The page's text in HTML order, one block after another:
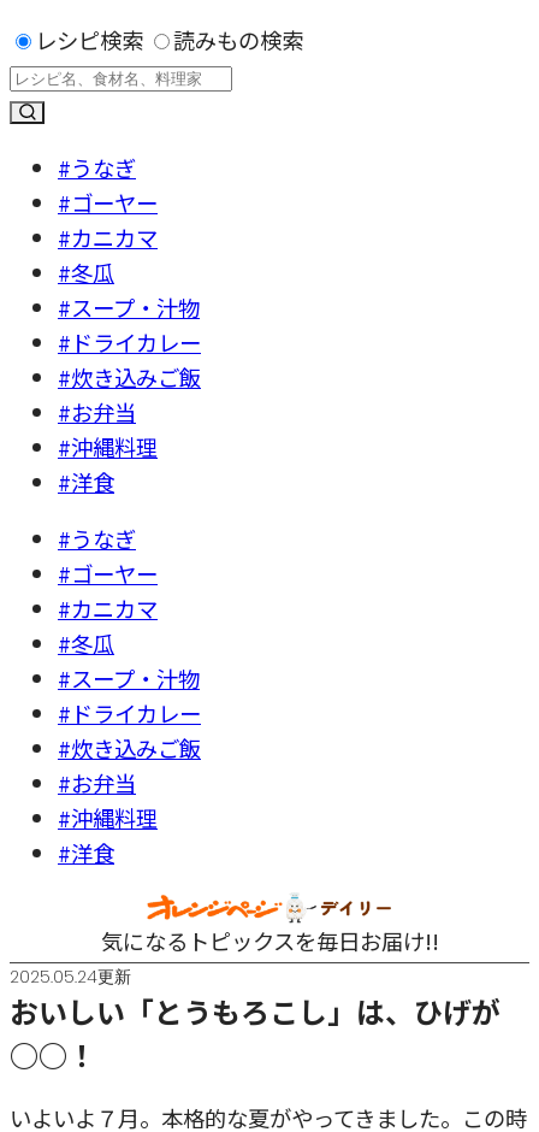
レシピ検索
読みもの検索
#うなぎ
#ゴーヤー
#カニカマ
#冬瓜
#スープ・汁物
#ドライカレー
#炊き込みご飯
#お弁当
#沖縄料理
#洋食
#うなぎ
#ゴーヤー
#カニカマ
#冬瓜
#スープ・汁物
#ドライカレー
#炊き込みご飯
#お弁当
#沖縄料理
#洋食
気になるトピックスを毎日お届け!!
2025.05.24更新
おいしい「とうもろこし」は、ひげが
○○！
いよいよ７月。本格的な夏がやってきました。この時